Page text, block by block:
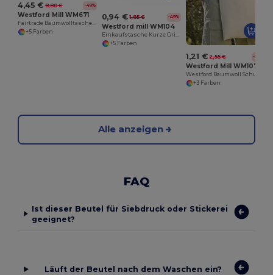
4,45 € 8,80 € -49%
Westford Mill WM671
+5 Farben
0,94 € 1,85 € -49%
Westford mill WM104
+5 Farben
1,21 € 2,55 € -53%
Westford Mill WM107
+3 Farben
Alle anzeigen
FAQ
Ist dieser Beutel für Siebdruck oder Stickerei
geeignet?
Läuft der Beutel nach dem Waschen ein?